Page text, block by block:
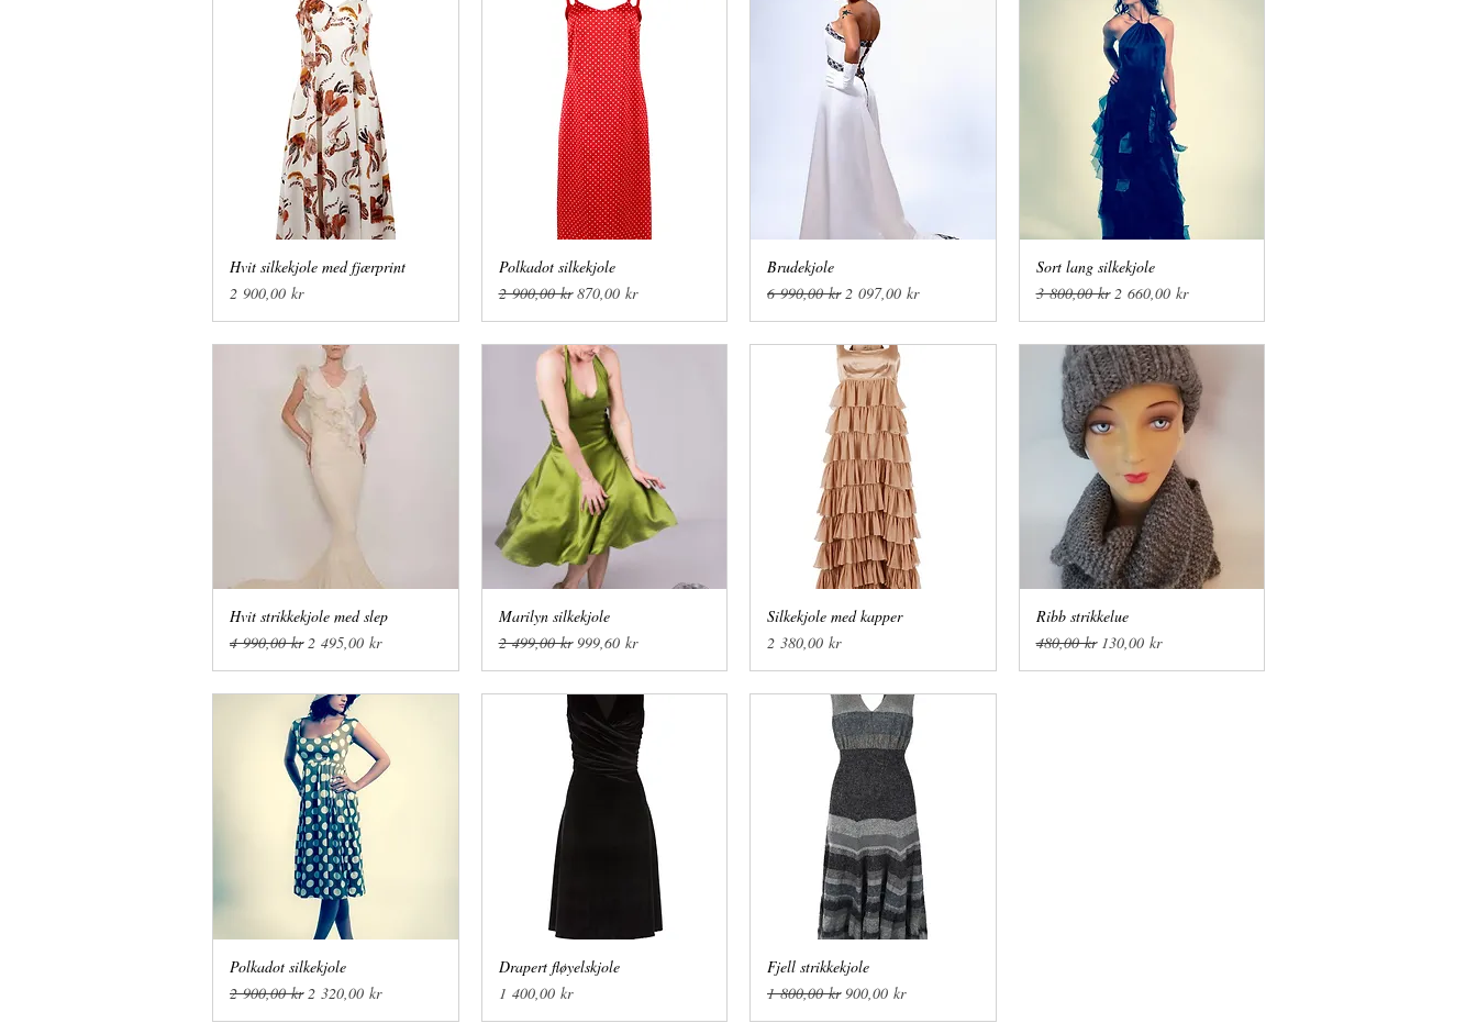
Hurtigvisning
Hvit silkekjole med fjærprint
Pris
2 900,00 kr
Hurtigvisning
Polkadot silkekjole
Vanlig pris
2 900,00 kr Salgspris
870,00 kr
Hurtigvisning
Brudekjole
Vanlig pris
6 990,00 kr Salgspris
2 097,00 kr
Hurtigvisning
Sort lang silkekjole
Vanlig pris
3 800,00 kr Salgspris
2 660,00 kr
Hurtigvisning
Hvit strikkekjole med slep
Vanlig pris
4 990,00 kr Salgspris
2 495,00 kr
Hurtigvisning
Marilyn silkekjole
Vanlig pris
2 499,00 kr Salgspris
999,60 kr
Hurtigvisning
Silkekjole med kapper
Pris
2 380,00 kr
Hurtigvisning
Ribb strikkelue
Vanlig pris
480,00 kr Salgspris
130,00 kr
Hurtigvisning
Polkadot silkekjole
Vanlig pris
2 900,00 kr Salgspris
2 320,00 kr
Hurtigvisning
Drapert fløyelskjole
Pris
1 400,00 kr
Hurtigvisning
Fjell strikkekjole
Vanlig pris
1 800,00 kr Salgspris
900,00 kr